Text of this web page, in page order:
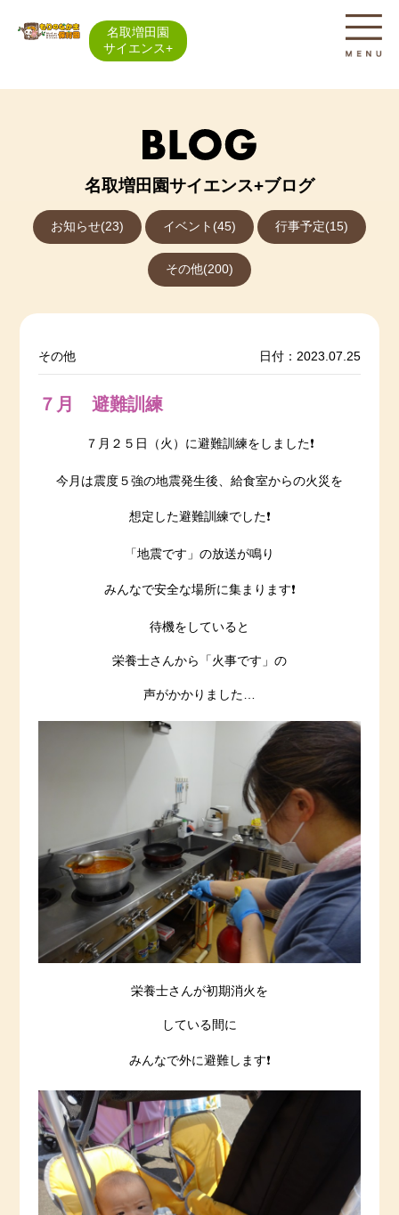
名取増田園
サイエンス+
名取増田園サイエンス+ブログ
お知らせ(23) イベント(45) 行事予定(15)
その他(200)
その他 日付：2023.07.25
７月 避難訓練
７月２５日（火）に避難訓練をしました❗️
今月は震度５強の地震発生後、給食室からの火災を
想定した避難訓練でした❗️
「地震です」の放送が鳴り
みんなで安全な場所に集まります❗️
待機をしていると
栄養士さんから「火事です」の
声がかかりました…
栄養士さんが初期消火を
している間に
みんなで外に避難します❗️